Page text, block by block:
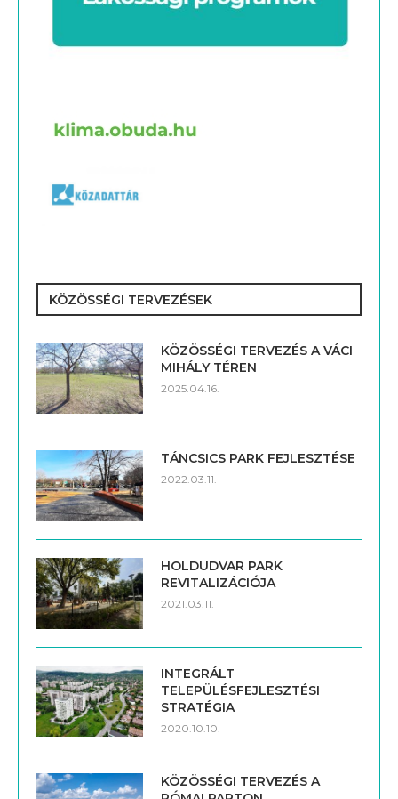
KÖZÖSSÉGI TERVEZÉSEK
KÖZÖSSÉGI TERVEZÉS A VÁCI
MIHÁLY TÉREN
2025.04.16.
TÁNCSICS PARK FEJLESZTÉSE
2022.03.11.
HOLDUDVAR PARK
REVITALIZÁCIÓJA
2021.03.11.
INTEGRÁLT
TELEPÜLÉSFEJLESZTÉSI
STRATÉGIA
2020.10.10.
KÖZÖSSÉGI TERVEZÉS A